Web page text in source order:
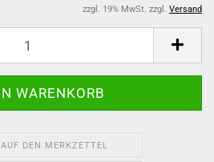
zzgl. 19% MwSt. zzgl. Versand
AUF DEN MERKZETTEL